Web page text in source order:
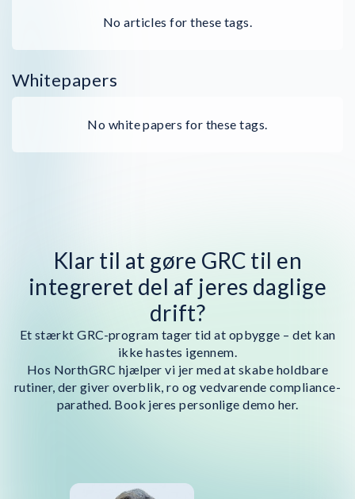
No articles for these tags.
Whitepapers
No white papers for these tags.
Klar til at gøre GRC til en
integreret del af jeres daglige
drift?
Et stærkt GRC-program tager tid at opbygge – det kan
ikke hastes igennem.
Hos NorthGRC hjælper vi jer med at skabe holdbare
rutiner, der giver overblik, ro og vedvarende compliance-
parathed. Book jeres personlige demo her.